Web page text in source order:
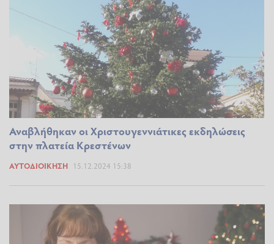
Αναβλήθηκαν οι Χριστουγεννιάτικες εκδηλώσεις
στην πλατεία Κρεστένων
ΑΥΤΟΔΙΟΊΚΗΣΗ 15.12.2024 15:38